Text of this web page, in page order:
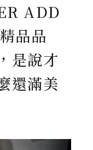
ADD
品品
是說才
還滿美